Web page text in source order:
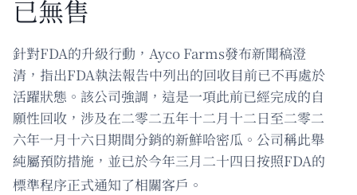
已無售
針對FDA的升級行動，Ayco Farms發布新聞稿澄
清，指出FDA執法報告中列出的回收目前已不再處於
活躍狀態。該公司強調，這是一項此前已經完成的自
願性回收，涉及在二零二五年十二月十二日至二零二
六年一月十六日期間分銷的新鮮哈密瓜。公司稱此舉
純屬預防措施，並已於今年三月二十四日按照FDA的
標準程序正式通知了相關客戶。